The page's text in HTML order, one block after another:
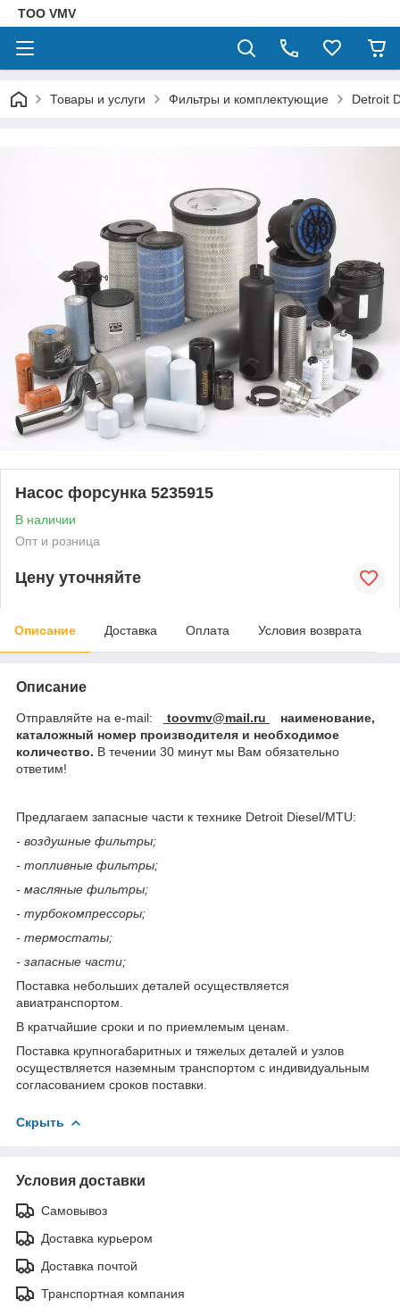
ТОО VMV
Товары и услуги Фильтры и комплектующие Detroit
Насос форсунка 5235915
В наличии
Опт и розница
Цену уточняйте
Описание Доставка Оплата Условия возврата
Описание
Отправляйте на e-mail: toovmv@mail.ru
наименование,
каталожный номер производителя и необходимое
количество. В течении 30 минут мы Вам обязательно
ответим!
Предлагаем запасные части к технике Detroit Diesel/MTU:
- воздушные фильтры;
- топливные фильтры;
- масляные фильтры;
- турбокомпрессоры;
- термостаты;
- запасные части;
Поставка небольших деталей осуществляется
авиатранспортом.
В кратчайшие сроки и по приемлемым ценам.
Поставка крупногабаритных и тяжелых деталей и узлов
осуществляется наземным транспортом с индивидуальным
согласованием сроков поставки.
Скрыть
Условия доставки
Самовывоз
Доставка курьером
Доставка почтой
Транспортная компания